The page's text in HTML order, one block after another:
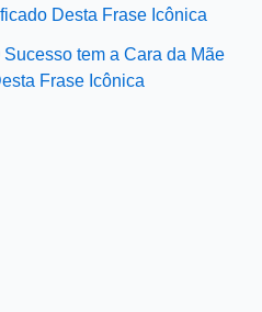
Desta Frase Icônica
Sucesso tem a Cara da Mãe
Frase Icônica